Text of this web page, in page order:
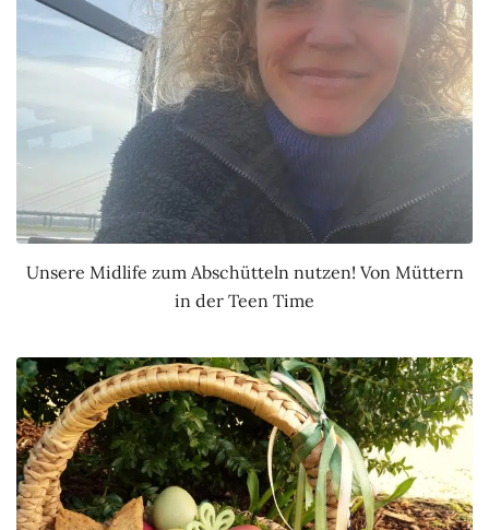
Unsere Midlife zum Abschütteln nutzen! Von Müttern
in der Teen Time